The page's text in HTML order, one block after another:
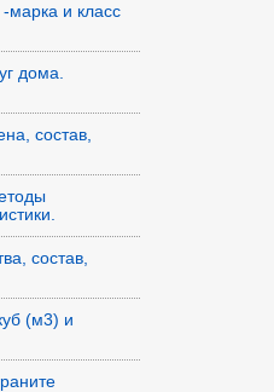
марка и класс
дома.
состав,
состав,
(м3) и